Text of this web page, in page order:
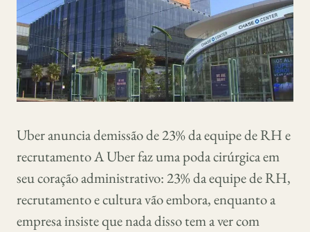
Uber anuncia demissão de 23% da equipe de RH e
recrutamento A Uber faz uma poda cirúrgica em
seu coração administrativo: 23% da equipe de RH,
recrutamento e cultura vão embora, enquanto a
empresa insiste que nada disso tem a ver com